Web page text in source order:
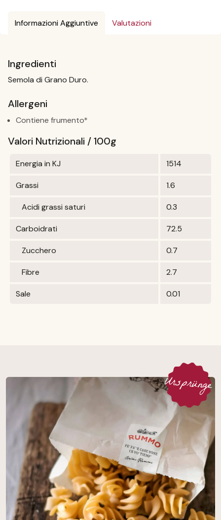
Informazioni Aggiuntive Valutazioni
Ingredienti
Semola di Grano Duro.
Allergeni
Contiene frumento*
Valori Nutrizionali / 100g
Energia in KJ 1514
Grassi 1.6
Acidi grassi saturi 0.3
Carboidrati 72.5
Zucchero 0.7
Fibre 2.7
Sale 0.01
Ursprünge